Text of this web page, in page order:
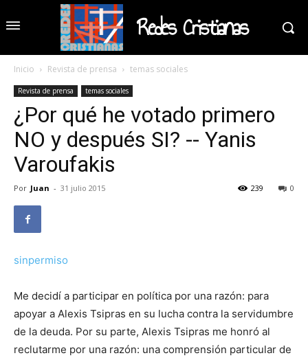
Redes Cristianas
Inicio Revista de prensa temas sociales
Revista de prensa temas sociales
¿Por qué he votado primero
NO y después SI? -- Yanis
Varoufakis
Por Juan - 31 julio 2015 0
239
sinpermiso
Me decidí a participar en política por una razón: para
apoyar a Alexis Tsipras en su lucha contra la servidumbre
de la deuda. Por su parte, Alexis Tsipras me honró al
reclutarme por una razón: una comprensión particular de